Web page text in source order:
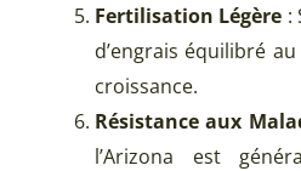
Fertilisation Légère :
d’engrais équilibré
croissance.
Résistance aux
l’Arizona est